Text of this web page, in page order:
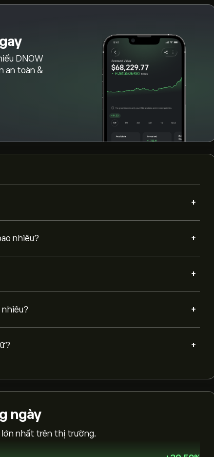
DNOW
an toàn &
+
nhiêu? +
+
+
+
ngày
lớn nhất trên thị trường.